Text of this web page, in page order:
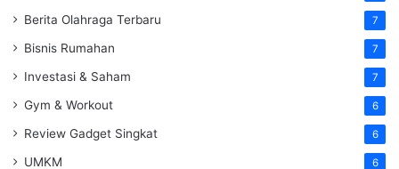
Berita Olahraga Terbaru 7
Bisnis Rumahan 7
Investasi & Saham 7
Gym & Workout 6
Review Gadget Singkat 6
UMKM 6